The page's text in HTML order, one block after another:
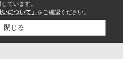
ています。
について」 をご確認ください。
閉じる